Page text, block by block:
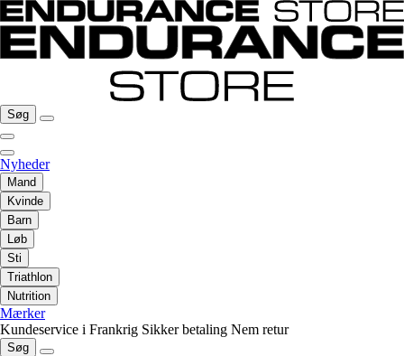
Søg
Nyheder
Mand
Kvinde
Barn
Løb
Sti
Triathlon
Nutrition
Mærker
Kundeservice i Frankrig Sikker betaling Nem retur
Søg